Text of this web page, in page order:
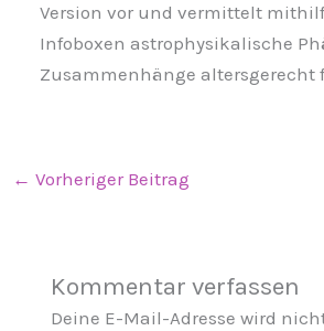
Version vor und vermittelt
Infoboxen astrophysikalische
Zusammenhänge altersgerecht
← Vorheriger Beitrag
Kommentar verfassen
Deine E-Mail-Adresse wird